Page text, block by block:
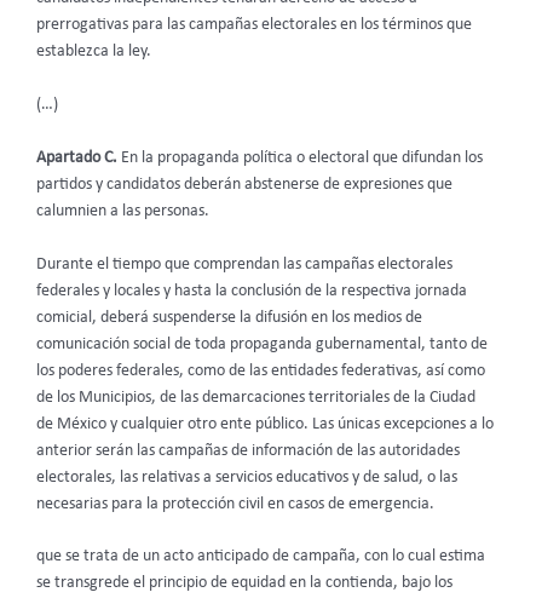
prerrogativas para las campañas electorales en los términos que
establezca la ley.
(…)
Apartado C. En la propaganda política o electoral que difundan los
partidos y candidatos deberán abstenerse de expresiones que
calumnien a las personas.
Durante el tiempo que comprendan las campañas electorales
federales y locales y hasta la conclusión de la respectiva jornada
comicial, deberá suspenderse la difusión en los medios de
comunicación social de toda propaganda gubernamental, tanto de
los poderes federales, como de las entidades federativas, así como
de los Municipios, de las demarcaciones territoriales de la Ciudad
de México y cualquier otro ente público. Las únicas excepciones a lo
anterior serán las campañas de información de las autoridades
electorales, las relativas a servicios educativos y de salud, o las
necesarias para la protección civil en casos de emergencia.
que se trata de un acto anticipado de campaña, con lo cual estima
se transgrede el principio de equidad en la contienda, bajo los